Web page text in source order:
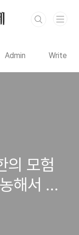
Admin Write
의 모험
해서 부